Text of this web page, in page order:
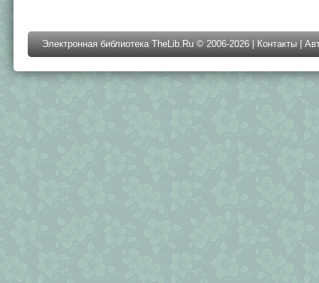
Электронная библиотека TheLib.Ru © 2006-2026 | Контакты |